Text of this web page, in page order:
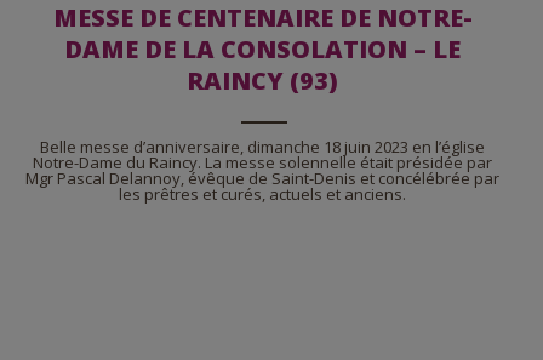
MESSE DE CENTENAIRE DE NOTRE-
DAME DE LA CONSOLATION – LE
RAINCY (93)
Belle messe d’anniversaire, dimanche 18 juin 2023 en l’église
Notre-Dame du Raincy. La messe solennelle était présidée par
Mgr Pascal Delannoy, évêque de Saint-Denis et concélébrée par
les prêtres et curés, actuels et anciens.